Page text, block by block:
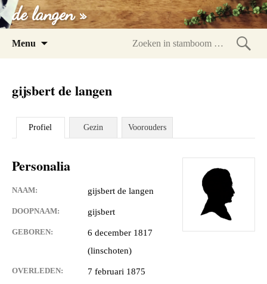
de langen »
Menu
gijsbert de langen
Profiel Gezin Voorouders
Personalia
NAAM: gijsbert de langen
DOOPNAAM: gijsbert
GEBOREN:
6 december 1817
(linschoten)
OVERLEDEN:
7 februari 1875